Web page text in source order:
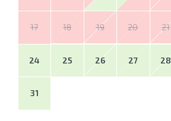
17 18 19 20 21
24 25 26 27 28
31